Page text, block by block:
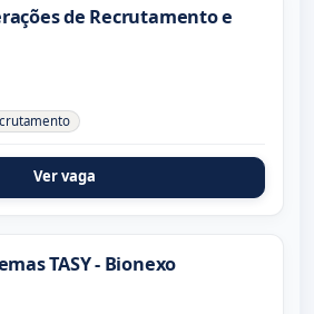
de Recrutamento e
Ver vaga
TASY - Bionexo